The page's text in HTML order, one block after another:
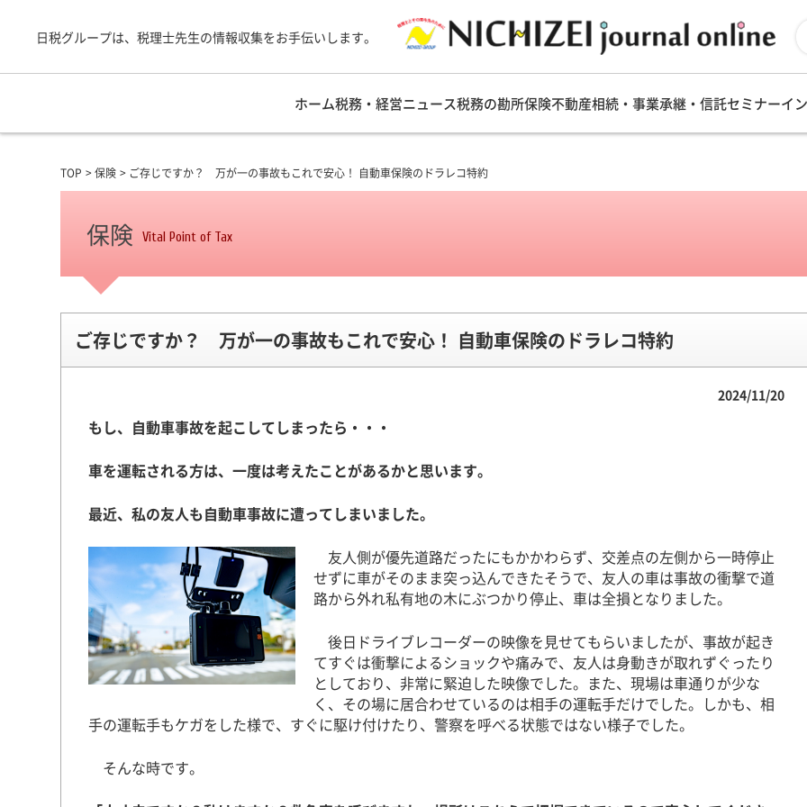
日税グループは、税理士先生の情報収集をお手伝いします。
ホーム税務・経営ニュース税務の勘所保険不動産相続・事業承継・信託セミナーイ
TOP 保険 ご存じですか？ 万が一の事故もこれで安心！ 自動車保険のドラレコ特約
保険 Vital Point of Tax
ご存じですか？ 万が一の事故もこれで安心！ 自動車保険のドラレコ特約
2024/11/20
もし、自動車事故を起こしてしまったら・・・
車を運転される方は、一度は考えたことがあるかと思います。
最近、私の友人も自動車事故に遭ってしまいました。
友人側が優先道路だったにもかかわらず、交差点の左側から一時停止
せずに車がそのまま突っ込んできたそうで、友人の車は事故の衝撃で道
路から外れ私有地の木にぶつかり停止、車は全損となりました。
後日ドライブレコーダーの映像を見せてもらいましたが、事故が起き
てすぐは衝撃によるショックや痛みで、友人は身動きが取れずぐったり
としており、非常に緊迫した映像でした。また、現場は車通りが少な
く、その場に居合わせているのは相手の運転手だけでした。しかも、相
手の運転手もケガをした様で、すぐに駆け付けたり、警察を呼べる状態ではない様子でした。
そんな時です。